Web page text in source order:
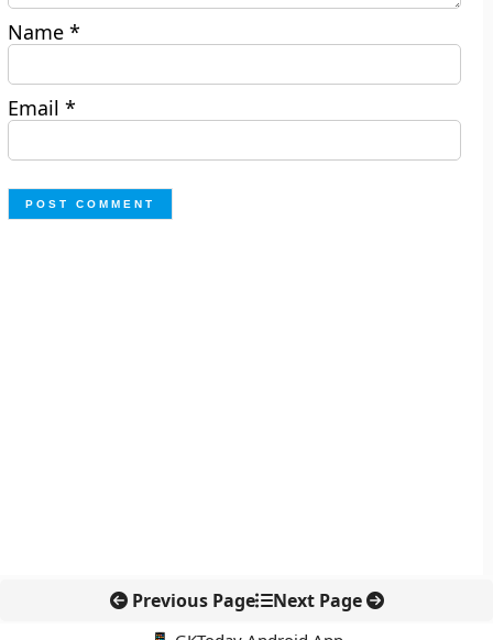
Name*
Email*
Previous Page Next Page